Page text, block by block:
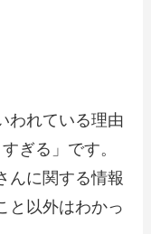
われている理由
ぎる」です。
んに関する情報
と以外はわかっ